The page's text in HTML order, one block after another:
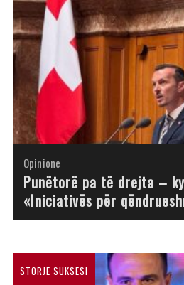
Opinione
Opinione
Punëtorë pa të drejta –
«Iniciativës për
Opinione
Opinione
Opinione
Opinione
Opinione
Opinione
STORJE SUKSESI